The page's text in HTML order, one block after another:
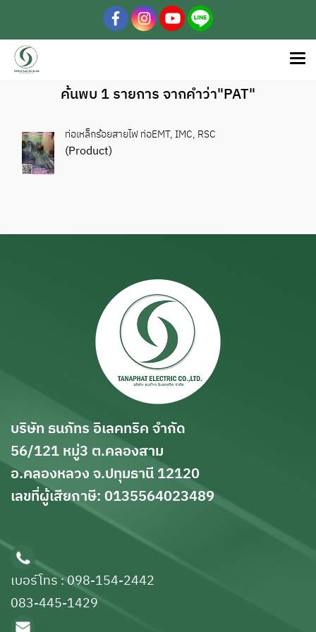
ค้นพบ 1 รายการ จากคำว่า"PAT"
ท่อเหล็กร้อยสายไฟ ท่อEMT, IMC, RSC
(Product)
บริษัท ธนภัทร อิเลคทริค จำกัด
56/121 หมู่3 ต.คลองสาม
อ.คลองหลวง จ.ปทุมธานี 12120
เลขที่ผู้เสียกาษี: 0135564023489
เบอร์โทร : 098-154-2442
083-445-1429